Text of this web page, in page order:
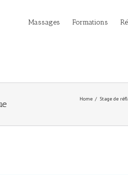
Massages Formations
Home Stage de